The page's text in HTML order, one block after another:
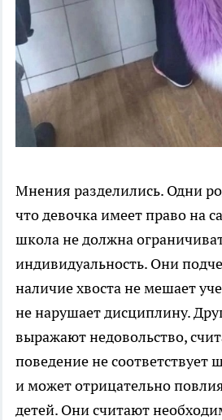
Мнения разделились. Одни
что девочка имеет право на
школа не должна
индивидуальность. Они
наличие хвоста не мешает
не нарушает дисциплину.
выражают недовольство,
поведение не
и может отрицательно
детей. Они считают